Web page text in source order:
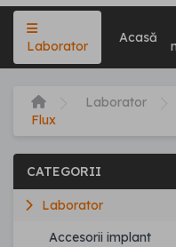
Laborator
Acasă
Laborator
Flux
CATEGORII
Laborator
Accesorii implant